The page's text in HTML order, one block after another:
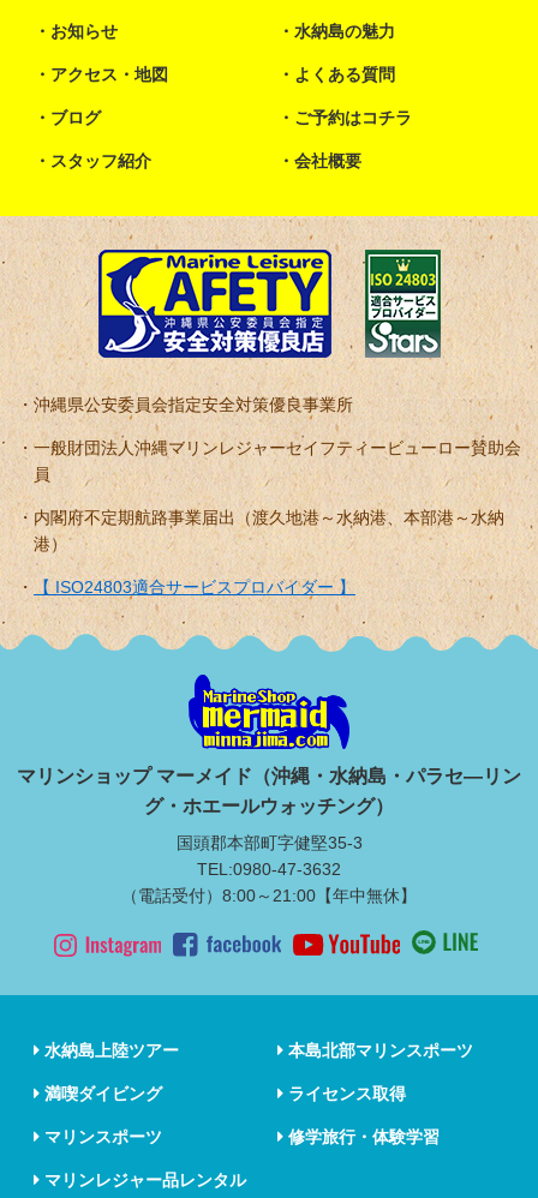
お知らせ 水納島の魅力
アクセス・地図 よくある質問
ブログ ご予約はコチラ
スタッフ紹介 会社概要
沖縄県公安委員会指定安全対策優良事業所
一般財団法人沖縄マリンレジャーセイフティービューロー賛助会
員
内閣府不定期航路事業届出（渡久地港～水納港、本部港～水納
港）
【 ISO24803適合サービスプロバイダー 】
マリンショップ マーメイド（沖縄・水納島・パラセ―リン
グ・ホエールウォッチング）
国頭郡本部町字健堅35-3
TEL:0980-47-3632
（電話受付）8:00～21:00【年中無休】
水納島上陸ツアー 本島北部マリンスポーツ
満喫ダイビング ライセンス取得
マリンスポーツ 修学旅行・体験学習
マリンレジャー品レンタル